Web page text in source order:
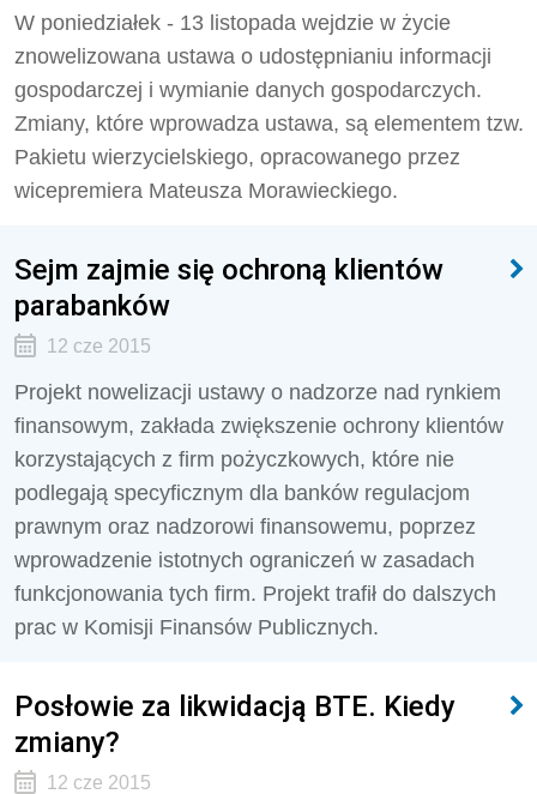
W poniedziałek - 13 listopada wejdzie w życie
znowelizowana ustawa o udostępnianiu informacji
gospodarczej i wymianie danych gospodarczych.
Zmiany, które wprowadza ustawa, są elementem tzw.
Pakietu wierzycielskiego, opracowanego przez
wicepremiera Mateusza Morawieckiego.
Sejm zajmie się ochroną klientów
parabanków
12 cze 2015
Projekt nowelizacji ustawy o nadzorze nad rynkiem
finansowym, zakłada zwiększenie ochrony klientów
korzystających z firm pożyczkowych, które nie
podlegają specyficznym dla banków regulacjom
prawnym oraz nadzorowi finansowemu, poprzez
wprowadzenie istotnych ograniczeń w zasadach
funkcjonowania tych firm. Projekt trafił do dalszych
prac w Komisji Finansów Publicznych.
Posłowie za likwidacją BTE. Kiedy
zmiany?
12 cze 2015